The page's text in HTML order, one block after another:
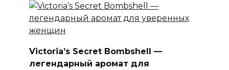
Victoria’s Secret Bombshell —
легендарный аромат для